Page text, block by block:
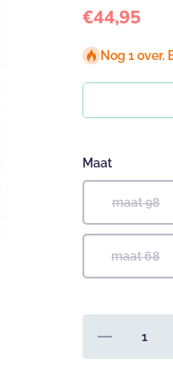
€44,95
Nog 1 over.
Maat
maat 98
maat 68
Hoeveelheid
voor Hobea